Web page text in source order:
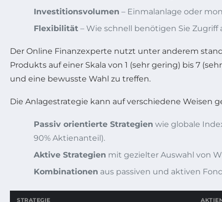
Investitionsvolumen – Einmalanlage oder
Flexibilität – Wie schnell benötigen Sie Zugriff
Der Online Finanzexperte nutzt unter anderem
Produkts auf einer Skala von 1 (sehr gering) bis 7
und eine bewusste Wahl zu treffen.
Die Anlagestrategie kann auf verschiedene Weisen
Passiv orientierte Strategien wie globale
90% Aktienanteil).
Aktive Strategien mit gezielter Auswahl von
Kombinationen aus passiven und aktiven
STRATEGIE